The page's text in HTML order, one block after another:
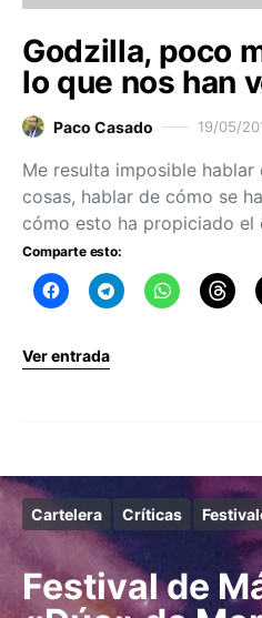
Godzilla, poco
lo que nos han
Paco Casado 19/05/
Me resulta imposible
cosas, hablar de cómo se
cómo esto ha propiciado
Comparte esto:
Ver entrada
Cartelera Críticas
Festival de